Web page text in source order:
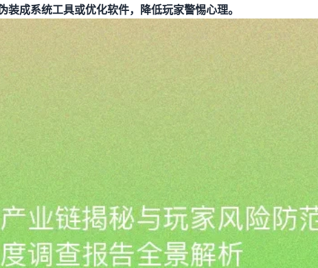
成系统工具或优化软件，降低玩家警惕心理。